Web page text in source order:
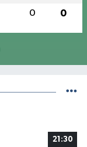
0 0
21:30